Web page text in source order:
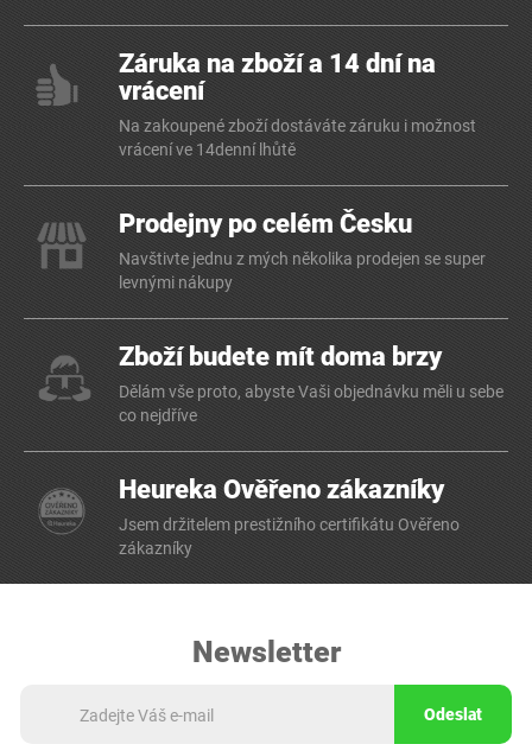
Záruka na zboží a 14 dní na
vrácení
Na zakoupené zboží dostáváte záruku i možnost
vrácení ve 14denní lhůtě
Prodejny po celém Česku
Navštivte jednu z mých několika prodejen se super
levnými nákupy
Zboží budete mít doma brzy
Dělám vše proto, abyste Vaši objednávku měli u sebe
co nejdříve
Heureka Ověřeno zákazníky
Jsem držitelem prestižního certifikátu Ověřeno
zákazníky
Newsletter
Odeslat